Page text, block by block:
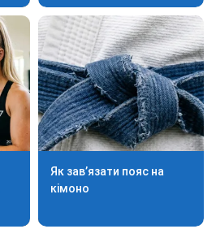
Як зав’язати пояс на
кімоно